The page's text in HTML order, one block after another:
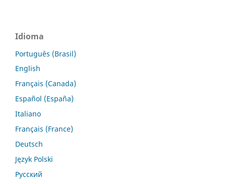
Idioma
Português (Brasil)
English
Français (Canada)
Español (España)
Italiano
Français (France)
Deutsch
Język Polski
Русский